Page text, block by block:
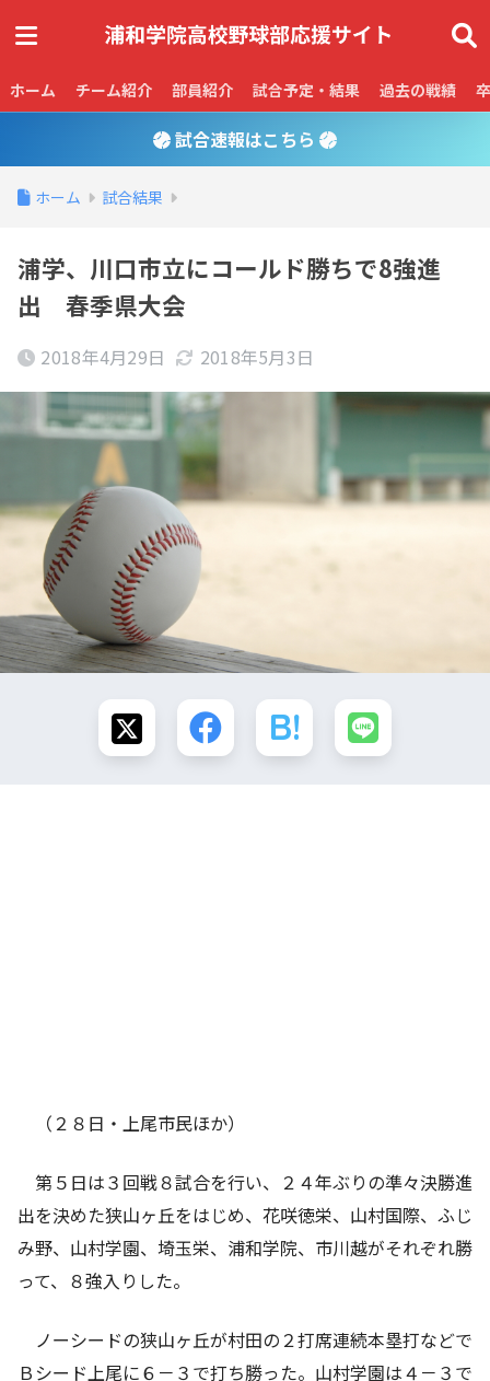
ホーム チーム紹介 部員紹介 試合予定・結果 過去の戦績
試合速報はこちら
ホーム 試合結果
浦学、川口市立にコールド勝ちで8強進
出 春季県大会
2018年4月29日 2018年5月3日
（２８日・上尾市民ほか）
第５日は３回戦８試合を行い、２４年ぶりの準々決勝進
出を決めた狭山ヶ丘をはじめ、花咲徳栄、山村国際、ふじ
み野、山村学園、埼玉栄、浦和学院、市川越がそれぞれ勝
って、８強入りした。
ノーシードの狭山ヶ丘が村田の２打席連続本塁打などで
Ｂシード上尾に６－３で打ち勝った。山村学園は４－３で